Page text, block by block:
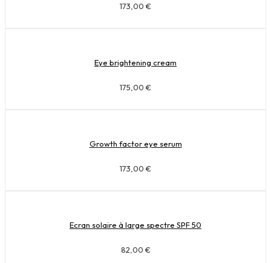
173,00 €
Eye brightening cream
175,00 €
Growth factor eye serum
173,00 €
Ecran solaire à large spectre SPF 50
82,00 €